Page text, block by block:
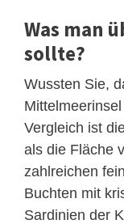
Was man
sollte?
Wussten Sie,
Vergleich ist
als die Fläche
zahlreichen
Buchten mit
Sardinien der